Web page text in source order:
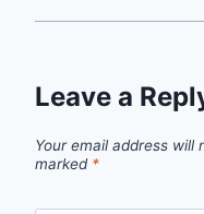
Leave a
Your email address will
marked *